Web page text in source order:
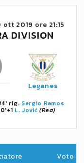
ott 2019 ore 21:15
DIVISION
Leganes
rig. Sergio Ramos
L. Jović (Rea)
Voto